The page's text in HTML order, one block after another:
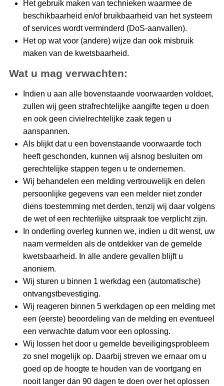
Het gebruik maken van technieken waarmee de
beschikbaarheid en/of bruikbaarheid van het systeem
of services wordt verminderd (DoS-aanvallen).
Het op wat voor (andere) wijze dan ook misbruik
maken van de kwetsbaarheid.
Wat u mag verwachten:
Indien u aan alle bovenstaande voorwaarden voldoet,
zullen wij geen strafrechtelijke aangifte tegen u doen
en ook geen civielrechtelijke zaak tegen u
aanspannen.
Als blijkt dat u een bovenstaande voorwaarde toch
heeft geschonden, kunnen wij alsnog besluiten om
gerechtelijke stappen tegen u te ondernemen.
Wij behandelen een melding vertrouwelijk en delen
persoonlijke gegevens van een melder niet zonder
diens toestemming met derden, tenzij wij daar volgens
de wet of een rechterlijke uitspraak toe verplicht zijn.
In onderling overleg kunnen we, indien u dit wenst, uw
naam vermelden als de ontdekker van de gemelde
kwetsbaarheid. In alle andere gevallen blijft u
anoniem.
Wij sturen u binnen 1 werkdag een (automatische)
ontvangstbevestiging.
Wij reageren binnen 5 werkdagen op een melding met
een (eerste) beoordeling van de melding en eventueel
een verwachte datum voor een oplossing.
Wij lossen het door u gemelde beveiligingsprobleem
zo snel mogelijk op. Daarbij streven we ernaar om u
goed op de hoogte te houden van de voortgang en
nooit langer dan 90 dagen te doen over het oplossen